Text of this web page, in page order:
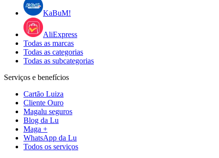
KaBuM!
AliExpress
Todas as marcas
Todas as categorias
Todas as subcategorias
Serviços e benefícios
Cartão Luiza
Cliente Ouro
Magalu seguros
Blog da Lu
Maga +
WhatsApp da Lu
Todos os serviços